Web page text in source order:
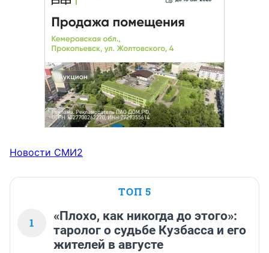
Новости СМИ2
ТОП 5
1
«Плохо, как никогда до этого»:
таролог о судьбе Кузбасса и его
жителей в августе